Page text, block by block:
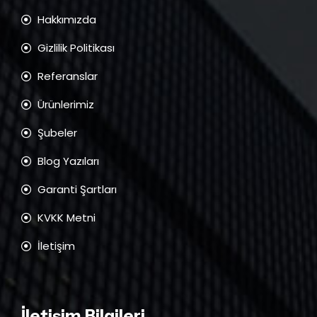
Hakkımızda
Gizlilik Politikası
Referanslar
Ürünlerimiz
Şubeler
Blog Yazıları
Garanti Şartları
KVKK Metni
İletişim